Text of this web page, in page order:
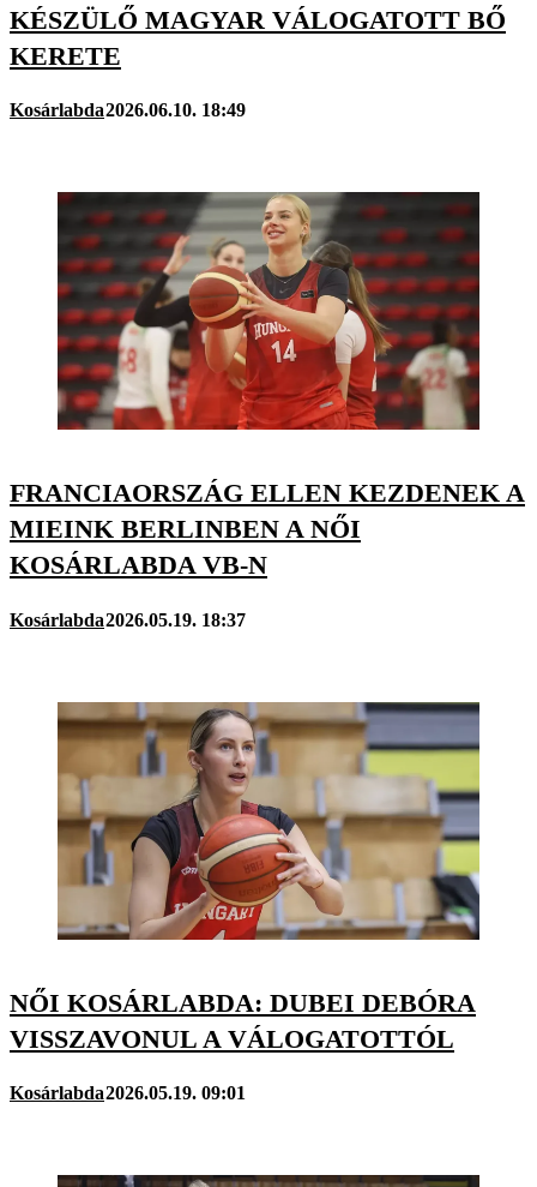
KÉSZÜLŐ MAGYAR VÁLOGATOTT BŐ
KERETE
Kosárlabda2026.06.10. 18:49
FRANCIAORSZÁG ELLEN KEZDENEK A
MIEINK BERLINBEN A NŐI
KOSÁRLABDA VB-N
Kosárlabda2026.05.19. 18:37
NŐI KOSÁRLABDA: DUBEI DEBÓRA
VISSZAVONUL A VÁLOGATOTTÓL
Kosárlabda2026.05.19. 09:01